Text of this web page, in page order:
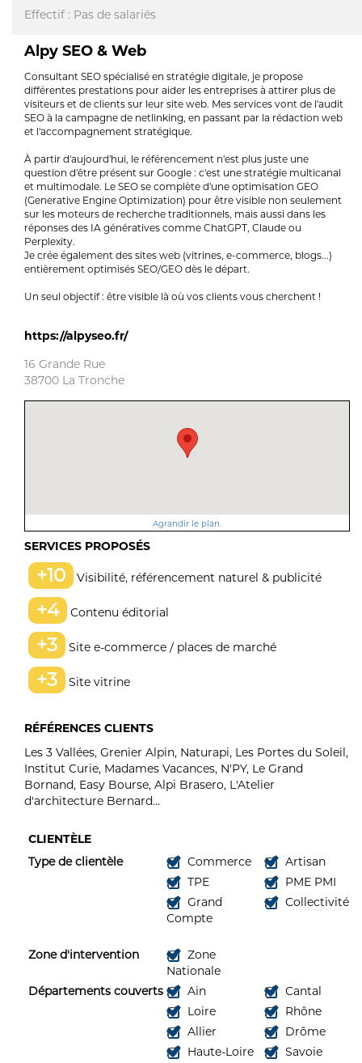
Effectif : Pas de salariés
Alpy SEO & Web
Consultant SEO spécialisé en stratégie digitale, je propose
différentes prestations pour aider les entreprises à attirer plus de
visiteurs et de clients sur leur site web. Mes services vont de l'audit
SEO à la campagne de netlinking, en passant par la rédaction web
et l'accompagnement stratégique.
À partir d'aujourd'hui, le référencement n'est plus juste une
question d'être présent sur Google : c'est une stratégie multicanal
et multimodale. Le SEO se complète d'une optimisation GEO
(Generative Engine Optimization) pour être visible non seulement
sur les moteurs de recherche traditionnels, mais aussi dans les
réponses des IA génératives comme ChatGPT, Claude ou
Perplexity.
Je crée également des sites web (vitrines, e-commerce, blogs...)
entièrement optimisés SEO/GEO dès le départ.
Un seul objectif : être visible là où vos clients vous cherchent !
https://alpyseo.fr/
16 Grande Rue
38700 La Tronche
Agrandir le plan.
SERVICES PROPOSÉS
+10 Visibilité, référencement naturel & publicité
+4 Contenu éditorial
+3 Site e-commerce / places de marché
+3 Site vitrine
RÉFÉRENCES CLIENTS
Les 3 Vallées, Grenier Alpin, Naturapi, Les Portes du Soleil,
Institut Curie, Madames Vacances, N'PY, Le Grand
Bornand, Easy Bourse, Alpi Brasero, L'Atelier
d'architecture Bernard...
CLIENTÈLE
Type de clientèle
Commerce
Artisan
TPE
PME PMI
Grand
Compte
Collectivité
Zone d'intervention
Zone
Nationale
Départements couverts
Ain
Cantal
Loire
Rhône
Allier
Drôme
Haute-Loire
Savoie